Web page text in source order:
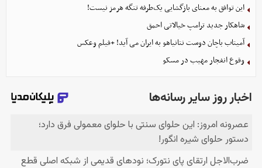
این توافق به معنای بازگشایی یک‌طرفه تنگه هرمز نیست!
شاهکار جدید ترامپ خیالاتی احمق
آمیتاب باچان دوست نتانیاهو به ایران می آید! +فیلم وعکس
وقوع انفجار مهیب در مسکو